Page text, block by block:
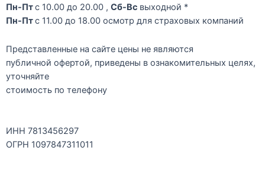
Пн-Птс 10.00 до 20.00 , Сб-Вс выходной *
Пн-Птc 11.00 до 18.00 осмотр для страховых компаний
Представленные на сайте цены не являются
публичной офертой, приведены в ознакомительных целях,
уточняйте
стоимость по телефону
ИНН 7813456297
ОГРН 1097847311011